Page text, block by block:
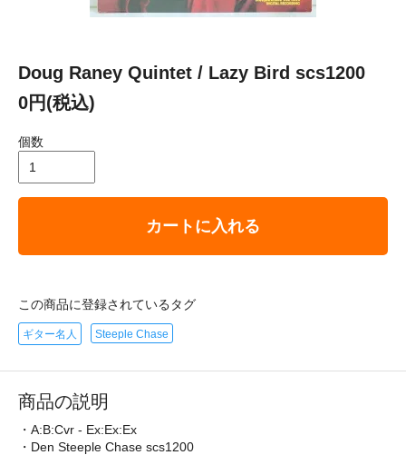
Doug Raney Quintet / Lazy Bird scs1200
0円(税込)
個数
カートに入れる
この商品に登録されているタグ
ギター名人 Steeple Chase
商品の説明
・A:B:Cvr - Ex:Ex:Ex
・Den Steeple Chase scs1200